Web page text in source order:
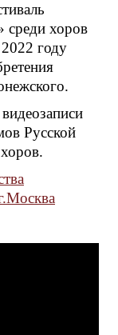
среди хоров
году
Русской